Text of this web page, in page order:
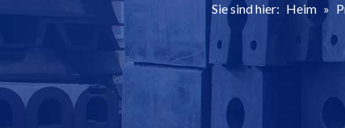
Sie sind hier: Heim »